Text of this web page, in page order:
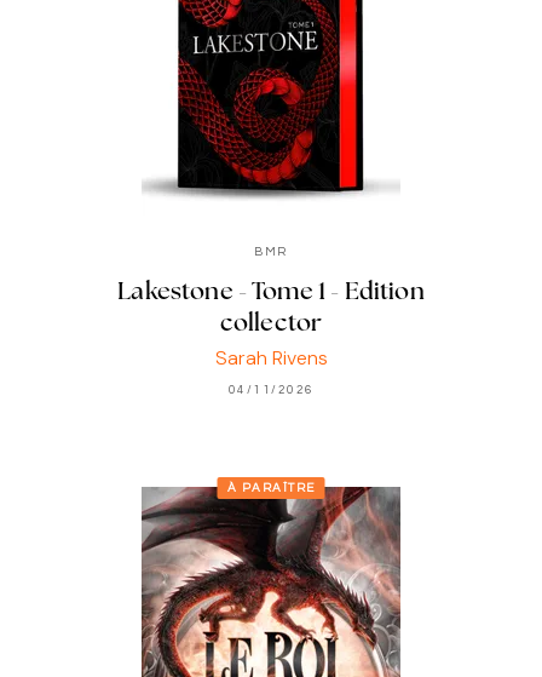
BMR
Lakestone - Tome 1 - Edition
collector
Sarah Rivens
04/11/2026
À PARAÎTRE